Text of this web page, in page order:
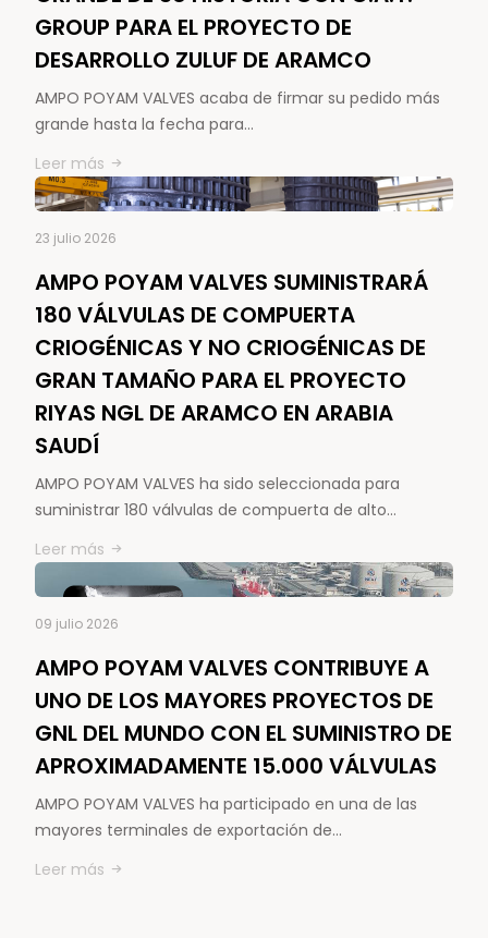
GROUP PARA EL PROYECTO DE
DESARROLLO ZULUF DE ARAMCO
AMPO POYAM VALVES acaba de firmar su pedido más
grande hasta la fecha para…
Leer más
23 julio 2026
AMPO POYAM VALVES SUMINISTRARÁ
180 VÁLVULAS DE COMPUERTA
CRIOGÉNICAS Y NO CRIOGÉNICAS DE
GRAN TAMAÑO PARA EL PROYECTO
RIYAS NGL DE ARAMCO EN ARABIA
SAUDÍ
AMPO POYAM VALVES ha sido seleccionada para
suministrar 180 válvulas de compuerta de alto…
Leer más
09 julio 2026
AMPO POYAM VALVES CONTRIBUYE A
UNO DE LOS MAYORES PROYECTOS DE
GNL DEL MUNDO CON EL SUMINISTRO DE
APROXIMADAMENTE 15.000 VÁLVULAS
AMPO POYAM VALVES ha participado en una de las
mayores terminales de exportación de…
Leer más